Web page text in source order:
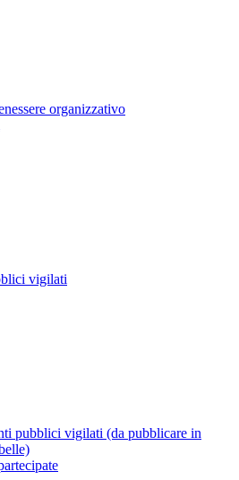
organizzativo
vigilati
pubblici vigilati (da pubblicare in